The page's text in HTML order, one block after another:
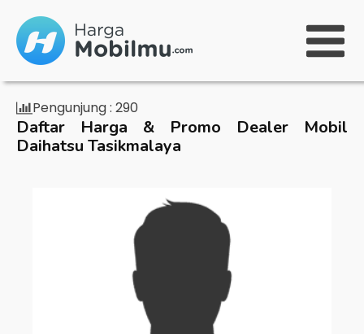
Pengunjung : 290
Daftar Harga & Promo Dealer Mobil
Daihatsu Tasikmalaya